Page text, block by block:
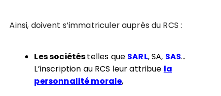
Ainsi, doivent s’immatriculer auprès du RCS :
Les sociétéstelles que SARL, SA, SAS…
L’inscription au RCS leur attribue la
personnalité morale,